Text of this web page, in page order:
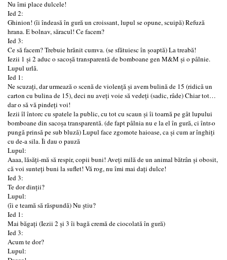
Nu îmi place dulcele!
Ied 2:
Ghinion! (îi îndeasă în gură un croissant, lupul se opune, scuipă) Refuză
hrana. E bolnav, săracul! Ce facem?
Ied 3:
Ce să facem? Trebuie hrănit cumva. (se sfătuiesc în șoaptă) La treabă!
Iezii 1 și 2 aduc o sacoșă transparentă de bomboane gen M&M și o pâlnie.
Lupul urlă.
Ied 1:
Ne scuzați, dar urmează o scenă de violență și avem bulină de 15 (ridicǎ un
carton cu bulina de 15), deci nu aveți voie să vedeți (sadic, râde) Chiar tot…
dar o să vă pindeți voi!
Iezii îl întorc cu spatele la public, cu tot cu scaun și îi toarnă pe gât lupului
bomboane din sacoșa transparentă. (de fapt pâlnia nu e la el în gură, ci într-o
pungǎ prinsǎ pe sub bluzǎ) Lupul face zgomote haioase, ca și cum ar înghiți
cu de-a sila. Îi dau o pauză
Lupul:
Aaaa, lăsăți-mă să respir, copii buni! Aveți milă de un animal bătrân și obosit,
că voi sunteți buni la suflet! Vă rog, nu îmi mai dați dulce!
Ied 3:
Te dor dinții?
Lupul:
(îi e teamă să răspundă) Nu știu?
Ied 1:
Mai băgați (Iezii 2 și 3 îi bagă cremă de ciocolată în gură)
Ied 3:
Acum te dor?
Lupul: